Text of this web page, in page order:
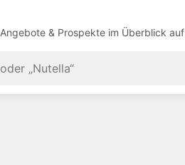
Angebote & Prospekte im Überblick auf